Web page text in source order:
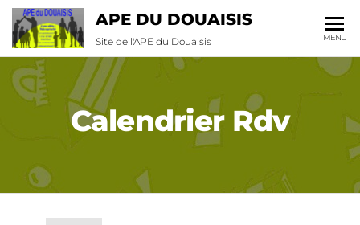
APE DU DOUAISIS
Site de l'APE du Douaisis MENU
Calendrier Rdv